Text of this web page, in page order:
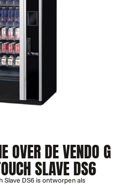
OVER DE VENDO G
SLAVE DS6
Slave DS6 is ontworpen als